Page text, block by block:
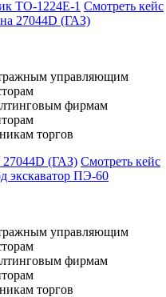
ТО-1224Е-1 Смотреть кейс
управляющим
фирмам
торгов
(ГАЗ) Смотреть кейс
управляющим
фирмам
торгов